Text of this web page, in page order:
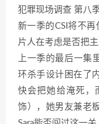
犯罪现场调查 第八季
新一季的CSI将不
片人在考虑是否把
上一季的最后一集
环杀手设计困在了
快会把她给淹死，
饰），她男友兼老